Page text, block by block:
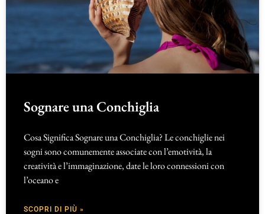
Sognare una Conchiglia
Cosa Significa Sognare una Conchiglia? Le conchiglie nei
sogni sono comunemente associate con l’emotività, la
creatività e l’immaginazione, date le loro connessioni con
l’oceano e
SCOPRI DI PIÙ »